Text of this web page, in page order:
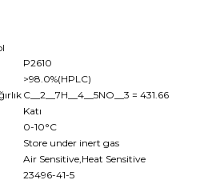
P2610
>98.0%(HPLC)
C__2__7H__4__5NO__3 = 431.66
Katı
0-10°C
Store under inert gas
Air Sensitive,Heat Sensitive
23496-41-5